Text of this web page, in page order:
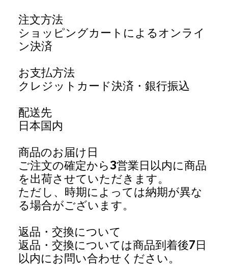
注文方法
ショッピングカートによるオンライ
ン決済
お支払方法
クレジットカード決済・銀行振込
配送先
日本国内
商品のお届け日
ご注文の確定から3営業日以内に商品
を出荷させていただきます。
ただし、時期によっては納期が異な
る場合がございます。
返品・交換について
返品・交換については商品到着後7日
以内にお問い合わせください。